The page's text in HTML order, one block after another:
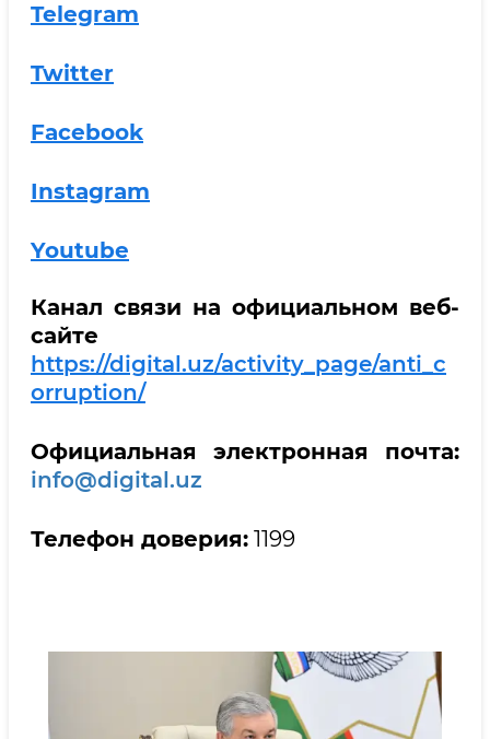
Telegram
Twitter
Facebook
Instagram
Youtube
Канал связи на официальном веб-
сайте
https://digital.uz/activity_page/anti_c
orruption/
Официальная электронная почта:
info@digital.uz
Телефон доверия: 1199